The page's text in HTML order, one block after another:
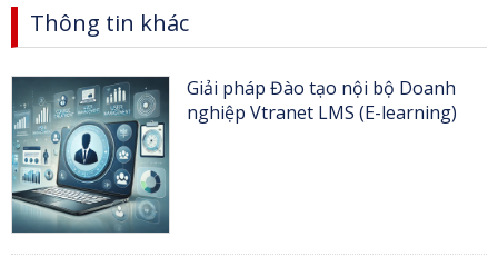
Thông tin khác
Giải pháp Đào tạo nội bộ Doanh
nghiệp Vtranet LMS (E-learning)